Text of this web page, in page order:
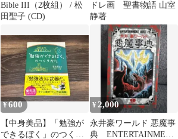
Bible III（2枚組） / 松
田聖子 (CD)
ドレ画 聖書物語 山室
静著
¥600
【中身美品】「勉強が
できるぼく」のつくり
¥ 2,000
永井豪ワールド 悪魔事
典 ENTERTAINMENT